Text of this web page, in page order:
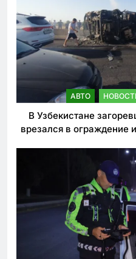
АВТО
В Узбекистане
врезался в ограждение